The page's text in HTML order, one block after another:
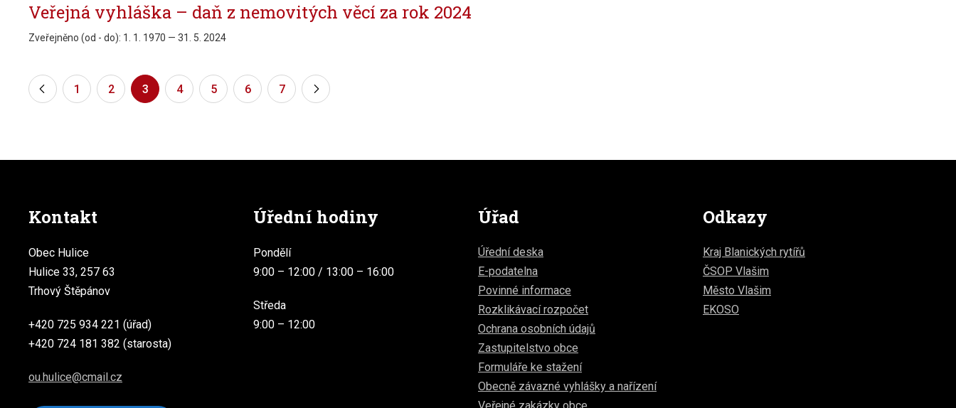
Veřejná vyhláška – daň z nemovitých věcí za rok 2024
Zveřejněno (od - do): 1. 1. 1970 — 31. 5. 2024
« 1 2 3 4 5 6 7 »
Kontakt
Obec Hulice
Hulice 33, 257 63
Trhový Štěpánov
+420 725 934 221 (úřad)
+420 724 181 382 (starosta)
ou.hulice@cmail.cz
Úřední hodiny
Pondělí
9:00 – 12:00 / 13:00 – 16:00
Středa
9:00 – 12:00
Úřad
Úřední deska
E-podatelna
Povinné informace
Rozklikávací rozpočet
Ochrana osobních údajů
Zastupitelstvo obce
Formuláře ke stažení
Obecně závazné vyhlášky a nařízení
Odkazy
Kraj Blanických rytířů
ČSOP Vlašim
Město Vlašim
EKOSO